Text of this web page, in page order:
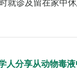
人分享从动物毒